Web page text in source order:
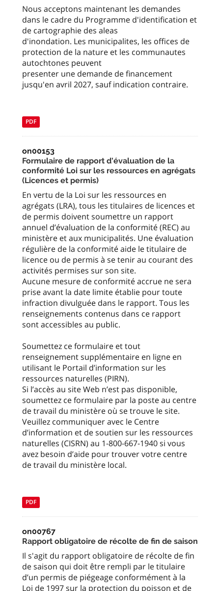
Nous acceptons maintenant les demandes
dans le cadre du Programme d'identification et
de cartographie des aleas
d'inondation. Les municipalites, les offices de
protection de la nature et les communautes
autochtones peuvent
presenter une demande de financement
jusqu'en avril 2027, sauf indication contraire.
PDF
on00153
Formulaire de rapport d'évaluation de la
conformité Loi sur les ressources en agrégats
(Licences et permis)
En vertu de la Loi sur les ressources en
agrégats (LRA), tous les titulaires de licences et
de permis doivent soumettre un rapport
annuel d’évaluation de la conformité (REC) au
ministère et aux municipalités. Une évaluation
régulière de la conformité aide le titulaire de
licence ou de permis à se tenir au courant des
activités permises sur son site.
Aucune mesure de conformité accrue ne sera
prise avant la date limite établie pour toute
infraction divulguée dans le rapport. Tous les
renseignements contenus dans ce rapport
sont accessibles au public.
Soumettez ce formulaire et tout
renseignement supplémentaire en ligne en
utilisant le Portail d’information sur les
ressources naturelles (PIRN).
Si l’accès au site Web n’est pas disponible,
soumettez ce formulaire par la poste au centre
de travail du ministère où se trouve le site.
Veuillez communiquer avec le Centre
d’information et de soutien sur les ressources
naturelles (CISRN) au 1-800-667-1940 si vous
avez besoin d’aide pour trouver votre centre
de travail du ministère local.
PDF
on00767
Rapport obligatoire de récolte de fin de saison
Il s'agit du rapport obligatoire de récolte de fin
de saison qui doit être rempli par le titulaire
d’un permis de piégeage conformément à la
Loi de 1997 sur la protection du poisson et de